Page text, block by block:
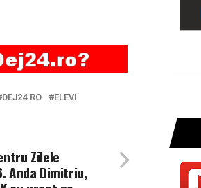
DEJ24.RO
ELEVI
Zilele
Anda Dimitriu,